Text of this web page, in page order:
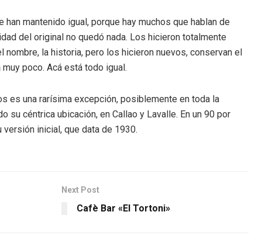
mantenido igual, porque hay muchos que hablan de
del original no quedó nada. Los hicieron totalmente
nombre, la historia, pero los hicieron nuevos, conservan el
poco. Acá está todo igual.
es una rarísima excepción, posiblemente en toda la
su céntrica ubicación, en Callao y Lavalle. En un 90 por
inicial, que data de 1930.
Next Post
Cafè Bar «El Tortoni»